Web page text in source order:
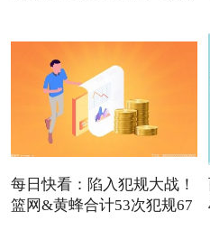
每日快看：陷入犯规大战！
篮网&黄蜂合计53次犯规67